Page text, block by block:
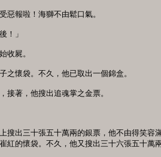
報啦！海獅不由鬆口氣。
！」
收屍。
懷袋。不久，他已取出一個錦盒。
著，他搜出追魂掌之金票。
出三十張五十萬兩的銀票，他不由得笑容
紅的懷袋。不久，他又搜出三十六張五十